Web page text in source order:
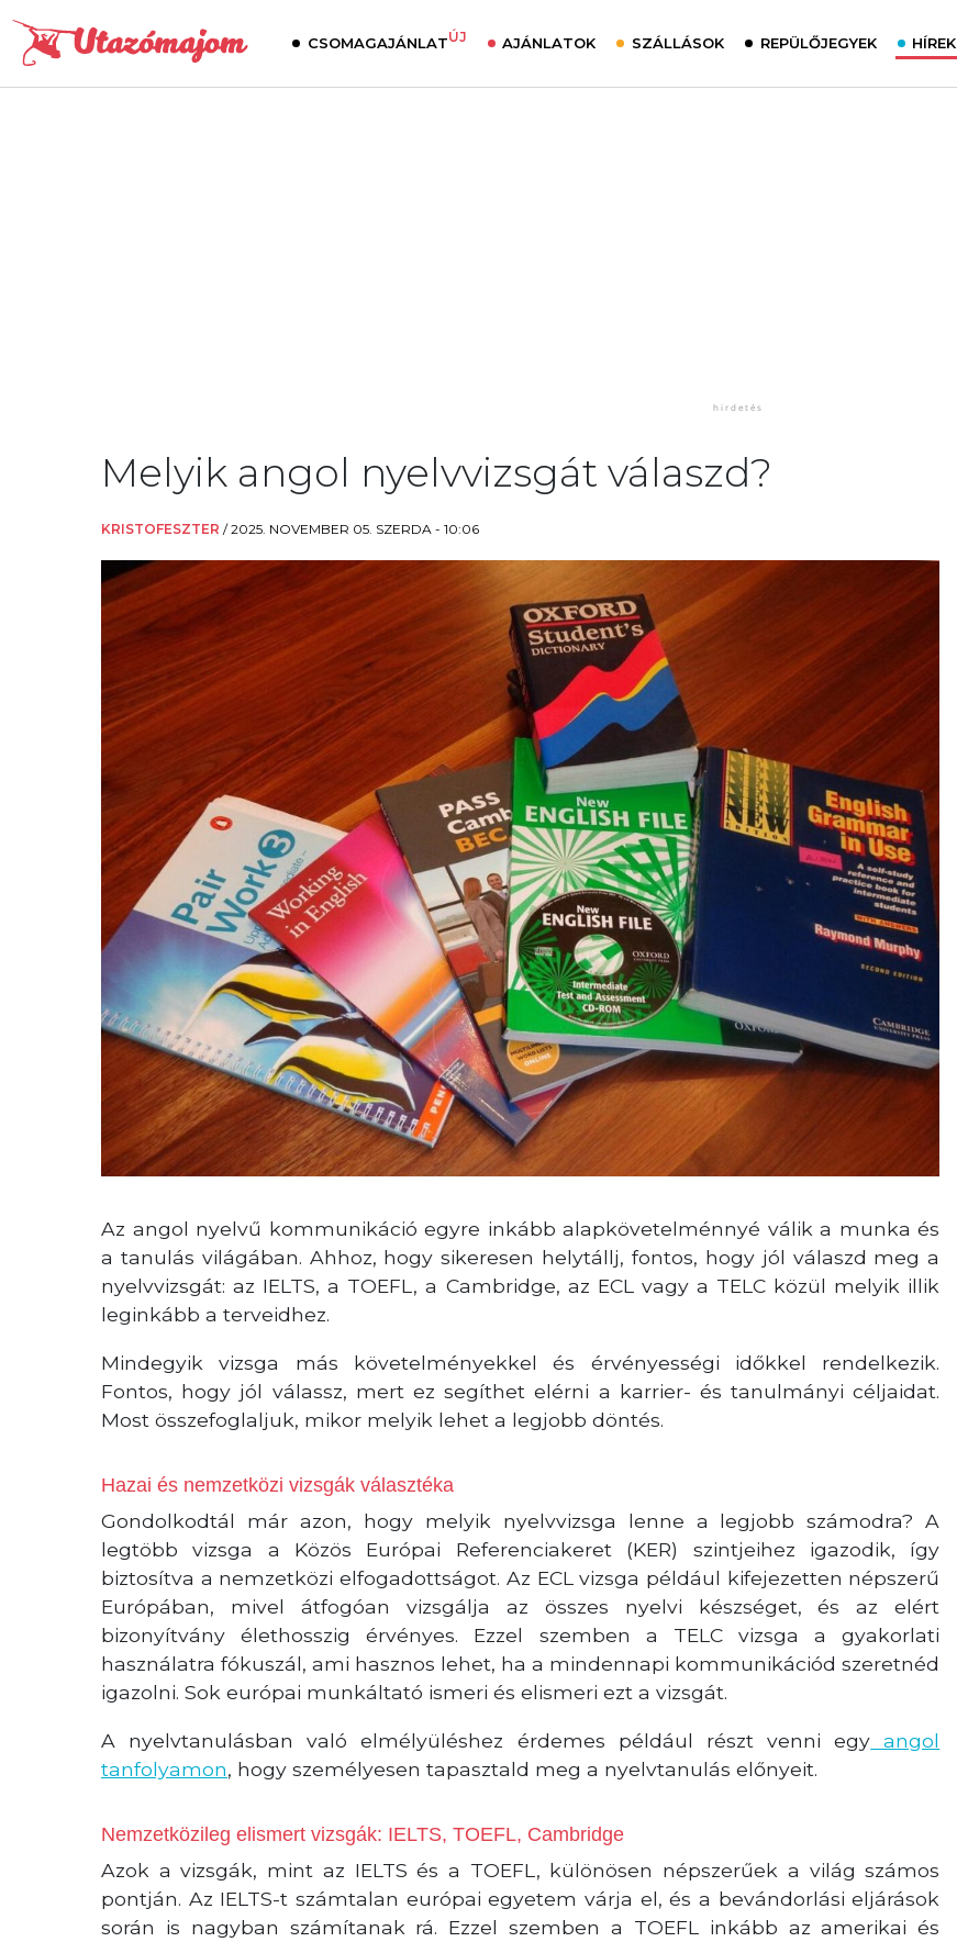
CSOMAGAJÁNLATÚJ AJÁNLATOK SZÁLLÁSOK REPÜLŐJEGYEK HÍREK
Melyik angol nyelvvizsgát válaszd?
KRISTOFESZTER /2025. NOVEMBER 05. SZERDA - 10:06
Az angol nyelvű kommunikáció egyre inkább alapkövetelménnyé válik a munka és
a tanulás világában. Ahhoz, hogy sikeresen helytállj, fontos, hogy jól válaszd meg a
nyelvvizsgát: az IELTS, a TOEFL, a Cambridge, az ECL vagy a TELC közül melyik illik
leginkább a terveidhez.
Mindegyik vizsga más követelményekkel és érvényességi időkkel rendelkezik.
Fontos, hogy jól válassz, mert ez segíthet elérni a karrier- és tanulmányi céljaidat.
Most összefoglaljuk, mikor melyik lehet a legjobb döntés.
Hazai és nemzetközi vizsgák választéka
Gondolkodtál már azon, hogy melyik nyelvvizsga lenne a legjobb számodra? A
legtöbb vizsga a Közös Európai Referenciakeret (KER) szintjeihez igazodik, így
biztosítva a nemzetközi elfogadottságot. Az ECL vizsga például kifejezetten népszerű
Európában, mivel átfogóan vizsgálja az összes nyelvi készséget, és az elért
bizonyítvány élethosszig érvényes. Ezzel szemben a TELC vizsga a gyakorlati
használatra fókuszál, ami hasznos lehet, ha a mindennapi kommunikációd szeretnéd
igazolni. Sok európai munkáltató ismeri és elismeri ezt a vizsgát.
A nyelvtanulásban való elmélyüléshez érdemes például részt venni egy angol
tanfolyamon, hogy személyesen tapasztald meg a nyelvtanulás előnyeit.
Nemzetközileg elismert vizsgák: IELTS, TOEFL, Cambridge
Azok a vizsgák, mint az IELTS és a TOEFL, különösen népszerűek a világ számos
pontján. Az IELTS-t számtalan európai egyetem várja el, és a bevándorlási eljárások
során is nagyban számítanak rá. Ezzel szemben a TOEFL inkább az amerikai és